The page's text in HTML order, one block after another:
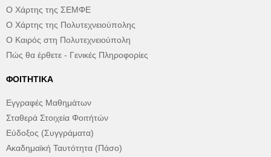
Ο Χάρτης της ΣΕΜΦΕ
Ο Χάρτης της Πολυτεχνειούπολης
Ο Καιρός στη Πολυτεχνειούπολη
Πώς θα έρθετε - Γενικές Πληροφορίες
ΦΟΙΤΗΤΙΚΆ
Εγγραφές Μαθημάτων
Σταθερά Στοιχεία Φοιτήτών
Εύδοξος (Συγγράματα)
Ακαδημαϊκή Ταυτότητα (Πάσο)